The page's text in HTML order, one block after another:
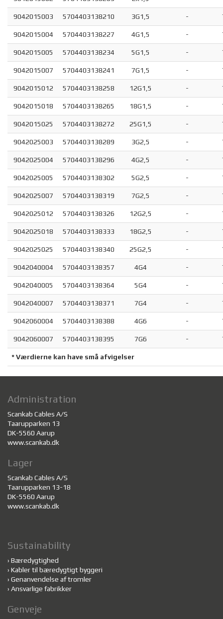
9042015003 5704403138210 3G1,5 -
9042015004 5704403138227 4G1,5 -
9042015005 5704403138234 5G1,5 -
9042015007 5704403138241 7G1,5 -
9042015012 5704403138258 12G1,5 -
9042015018 5704403138265 18G1,5 -
9042015025 5704403138272 25G1,5 -
9042025003 5704403138289 3G2,5 -
9042025004 5704403138296 4G2,5 -
9042025005 5704403138302 5G2,5 -
9042025007 5704403138319 7G2,5 -
9042025012 5704403138326 12G2,5 -
9042025018 5704403138333 18G2,5 -
9042025025 5704403138340 25G2,5 -
9042040004 5704403138357 4G4 -
9042040005 5704403138364 5G4 -
9042040007 5704403138371 7G4 -
9042060004 5704403138388 4G6 -
9042060007 5704403138395 7G6 -
* Værdierne kan have små afvigelser
Administration
Scankab Cables A/S
Taarupparken 13
DK-5560 Aarup
www.scankab.dk
Lager
Scankab Cables A/S
Taarupparken 13-18
DK-5560 Aarup
www.scankab.dk
Sustainability
› Bæredygtighed
› Kabler til bæredygtigt byggeri
› Genanvendelse af tromler
› Ansvarlige fabrikker
Genveje